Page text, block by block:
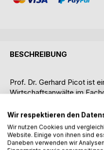
BESCHREIBUNG
Prof. Dr. Gerhard Picot ist
Wirtschaftsanwälte im
Unternehmenskäufe,
& Acquisitions - M&A)
widmet er seinem Faible,
und Rechtsgeschichte. Im
einfach: Es geht ihm um
Wir respektieren den
Wir nutzen Cookies und
Website. Einige von ihnen sind
Daneben verwenden wir